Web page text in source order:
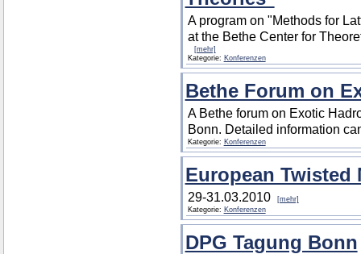
A program on "Methods for
at the Bethe Center for
[mehr]
Kategorie: Konferenzen
Bethe Forum on
A Bethe forum on Exotic
Bonn. Detailed information
Kategorie: Konferenzen
European Twisted
29-31.03.2010
[mehr]
Kategorie: Konferenzen
DPG Tagung Bonn